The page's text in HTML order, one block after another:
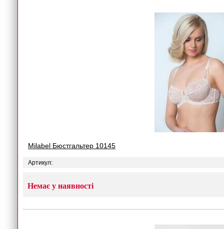
Milabel Бюстгальтер 10145
Артикул:
Немає у наявності